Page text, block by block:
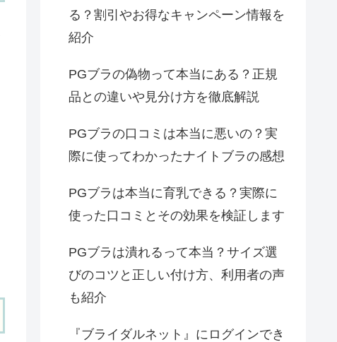
る？割引やお得なキャンペーン情報を
紹介
PGブラの偽物って本当にある？正規
品との違いや見分け方を徹底解説
PGブラの口コミは本当に悪いの？実
際に使ってわかったナイトブラの感想
PGブラは本当に育乳できる？実際に
使った口コミとその効果を検証します
PGブラは潰れるって本当？サイズ選
びのコツと正しい付け方、利用者の声
も紹介
『ブライダルネット』にログインでき